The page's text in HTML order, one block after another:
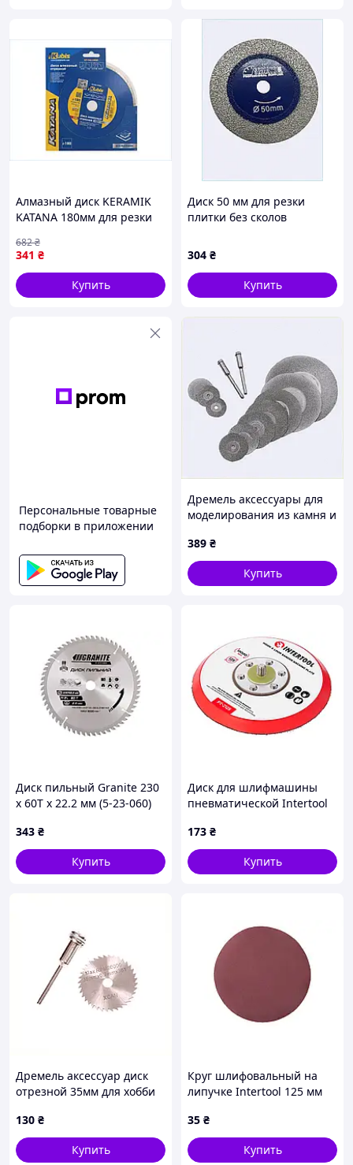
Алмазный диск KERAMIK
KATANA 180мм для резки
камня с водяным
охлаждением
341 ₴
682₴
Купить
Диск 50 мм для резки
плитки без сколов
304 ₴
Купить
Персональные товарные
подборки в приложении
Дремель аксессуары для
моделирования из камня и
389 ₴
Купить
Диск пильный Granite 230
x 60T x 22.2 мм (5-23-060)
343 ₴
Купить
Диск для шлифмашины
пневматической Intertool
173 ₴
Купить
Дремель аксессуар диск
отрезной 35мм для хобби
130 ₴
Купить
Круг шлифовальный на
липучке Intertool 125 мм
35 ₴
Купить